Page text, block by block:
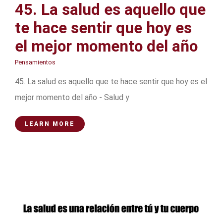
45. La salud es aquello que
te hace sentir que hoy es
el mejor momento del año
Pensamientos
45. La salud es aquello que te hace sentir que hoy es el
mejor momento del año - Salud y
LEARN MORE